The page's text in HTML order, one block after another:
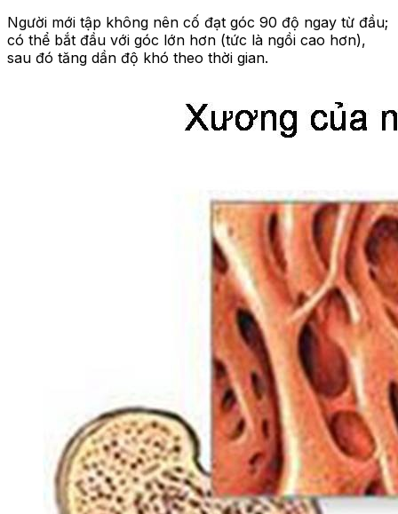
Người mới tập không nên cố đạt góc 90 độ ngay từ đầu;
có thể bắt đầu với góc lớn hơn (tức là ngồi cao hơn),
sau đó tăng dần độ khó theo thời gian.